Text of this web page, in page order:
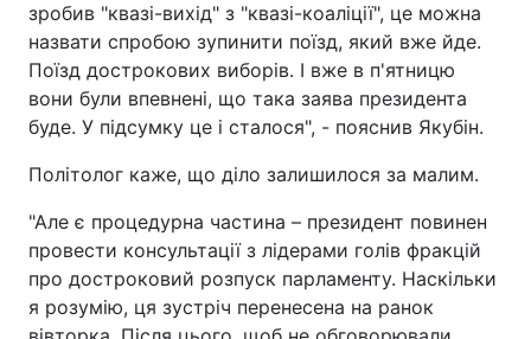
зробив "квазі-вихід" з "квазі-коаліції", це можна
назвати спробою зупинити поїзд, який вже йде.
Поїзд дострокових виборів. І вже в п'ятницю
вони були впевнені, що така заява президента
буде. У підсумку це і сталося", - пояснив Якубін.
Політолог каже, що діло залишилося за малим.
"Але є процедурна частина – президент повинен
провести консультації з лідерами голів фракцій
про достроковий розпуск парламенту. Наскільки
я розумію, ця зустріч перенесена на ранок